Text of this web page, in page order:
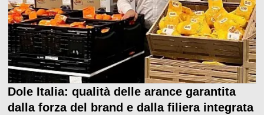
Dole Italia: qualità delle arance garantita
dalla forza del brand e dalla filiera integrata